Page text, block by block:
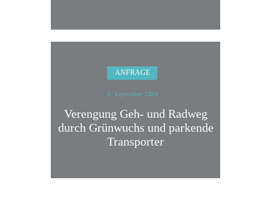
ANFRAGE
2. September 2024
Verengung Geh- und Radweg
durch Grünwuchs und parkende
Transporter